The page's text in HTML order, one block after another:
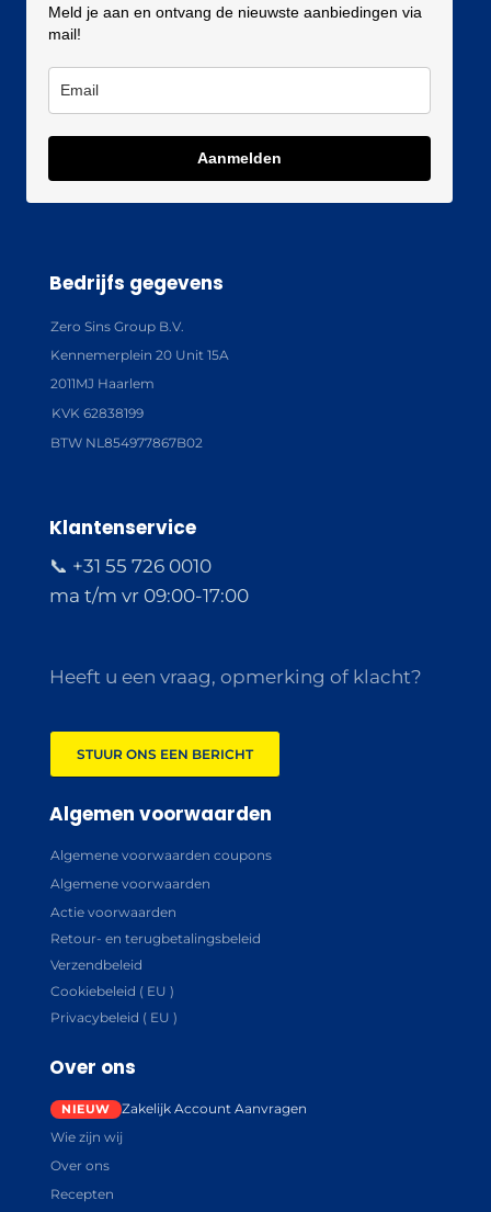
Meld je aan en ontvang de nieuwste aanbiedingen via
mail!
Aanmelden
Bedrijfs gegevens
Zero Sins Group B.V.
Kennemerplein 20 Unit 15A
2011MJ Haarlem
KVK 62838199
BTW NL854977867B02
Klantenservice
📞 +31 55 726 0010
ma t/m vr 09:00-17:00
Heeft u een vraag, opmerking of klacht?
STUUR ONS EEN BERICHT
Algemen voorwaarden
Algemene voorwaarden coupons
Algemene voorwaarden
Actie voorwaarden
Retour- en terugbetalingsbeleid
Verzendbeleid
Cookiebeleid ( EU )
Privacybeleid ( EU )
Over ons
Zakelijk Account Aanvragen
Wie zijn wij
Over ons
Recepten